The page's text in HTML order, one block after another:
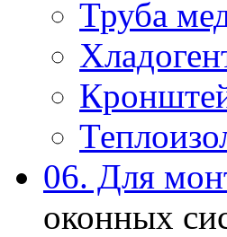
Труба
06. Для
оконных